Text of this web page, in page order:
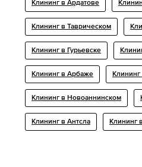
Клининг в Ардатове
Клининг в Таврическом
Клининг в Гурьевске
Клининг в Арбаже Клининг
Клининг в Новоаннинском
Клининг в Антсла Клининг